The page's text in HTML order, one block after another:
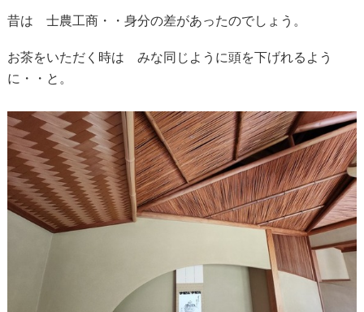
昔は 士農工商・・身分の差があったのでしょう。
お茶をいただく時は みな同じように頭を下げれるよう
に・・と。